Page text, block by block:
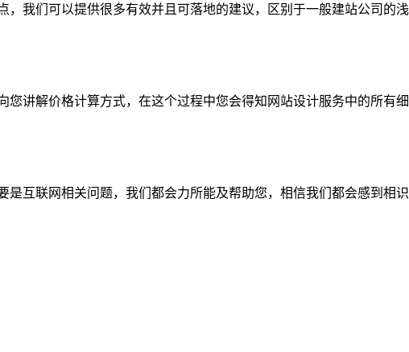
，我们可以提供很多有效并且可落地的建议，区别于一般建站公司的
您讲解价格计算方式，在这个过程中您会得知网站设计服务中的所有
是互联网相关问题，我们都会力所能及帮助您，相信我们都会感到相